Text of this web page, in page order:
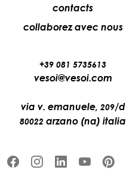
contacts
collaborez avec nous
+39 081 5735613
vesoi@vesoi.com
via v. emanuele, 209/d
80022 arzano (na) italia